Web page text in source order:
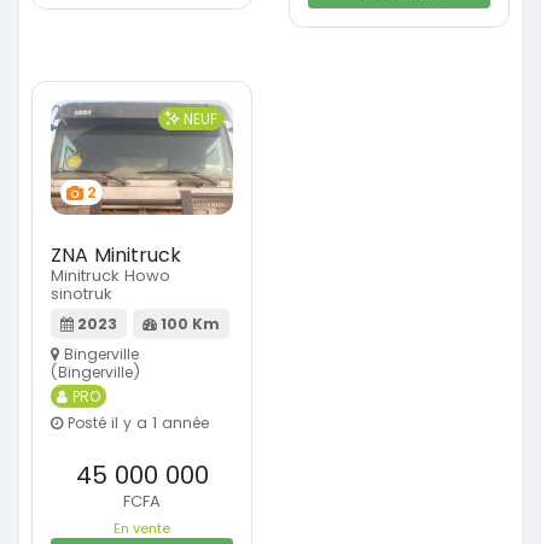
2
NEUF
ZNA Minitruck
Minitruck Howo
sinotruk
2023
100 Km
Bingerville
(Bingerville)
PRO
Posté il y a 1 année
45 000 000
FCFA
En vente